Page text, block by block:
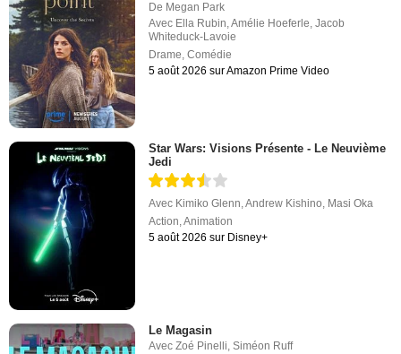
De Megan Park
Avec Ella Rubin,Amélie Hoeferle,Jacob
Whiteduck-Lavoie
Drame,Comédie
5 août 2026 sur Amazon Prime Video
Star Wars: Visions Présente - Le Neuvième
Jedi
Avec Kimiko Glenn ,Andrew Kishino Masi Oka
Action ,Animation
5 août 2026 sur Disney+
Le Magasin
AvecZoé Pinelli,Siméon Ruff